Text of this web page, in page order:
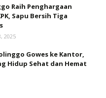
Raih Penghargaan
Sapu Bersih Tiga
2025
Gowes ke Kantor,
Hidup Sehat dan Hemat